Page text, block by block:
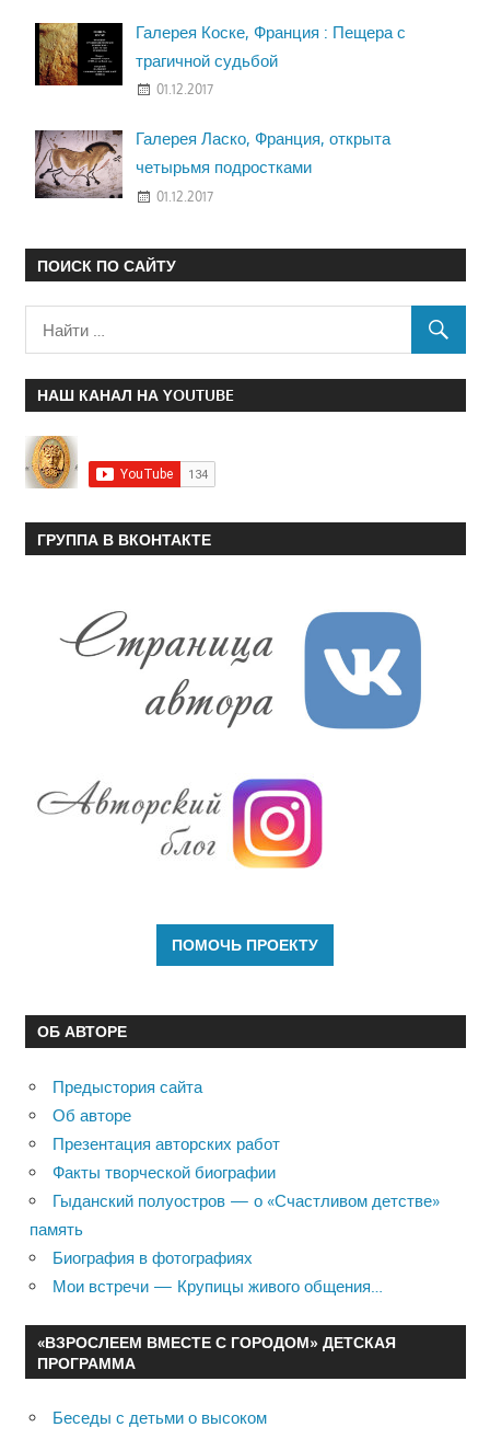
Галерея Коске, Франция : Пещера с
трагичной судьбой
01.12.2017
Галерея Ласко, Франция, открыта
четырьмя подростками
01.12.2017
ПОИСК ПО САЙТУ
НАШ КАНАЛ НА YOUTUBE
ГРУППА В ВКОНТАКТЕ
ОБ АВТОРЕ
Предыстория сайта
Об авторе
Презентация авторских работ
Факты творческой биографии
Гыданский полуостров — о «Счастливом детстве»
память
Биография в фотографиях
Мои встречи — Крупицы живого общения…
«ВЗРОСЛЕЕМ ВМЕСТЕ С ГОРОДОМ» ДЕТСКАЯ
ПРОГРАММА
Беседы с детьми о высоком